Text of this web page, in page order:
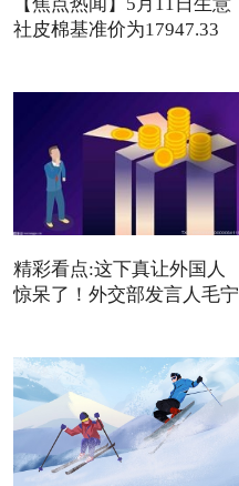
【焦点热闻】5月11日生意
社皮棉基准价为17947.33
精彩看点:这下真让外国人
惊呆了！外交部发言人毛宁